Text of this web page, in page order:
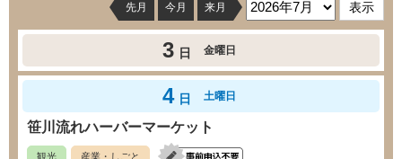
先月 今月 来月
3 日 金曜日
4 日 土曜日
笹川流れハーバーマーケット
観光 産業・しごと